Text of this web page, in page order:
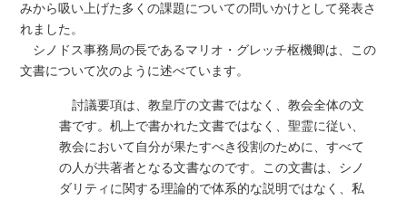
みから吸い上げた多くの課題についての問いかけとして発表さ
れました。
シノドス事務局の長であるマリオ・グレッチ枢機卿は、この
文書について次のように述べています。
討議要項は、教皇庁の文書ではなく、教会全体の文
書です。机上で書かれた文書ではなく、聖霊に従い、
教会において自分が果たすべき役割のために、すべて
の人が共著者となる文書なのです。この文書は、シノ
ダリティに関する理論的で体系的な説明ではなく、私